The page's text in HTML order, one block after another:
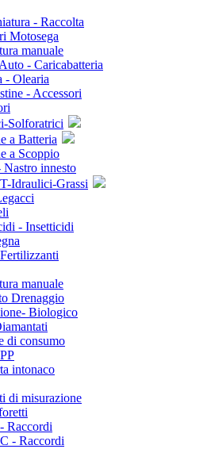
- Raccolta
Motosega
manuale
- Caricabatteria
- Olearia
- Accessori
Solforatrici
a Batteria
a Scoppio
innesto
Idraulici-Grassi
- Insetticidi
manuale
Drenaggio
Biologico
di consumo
intonaco
di misurazione
Raccordi
- Raccordi